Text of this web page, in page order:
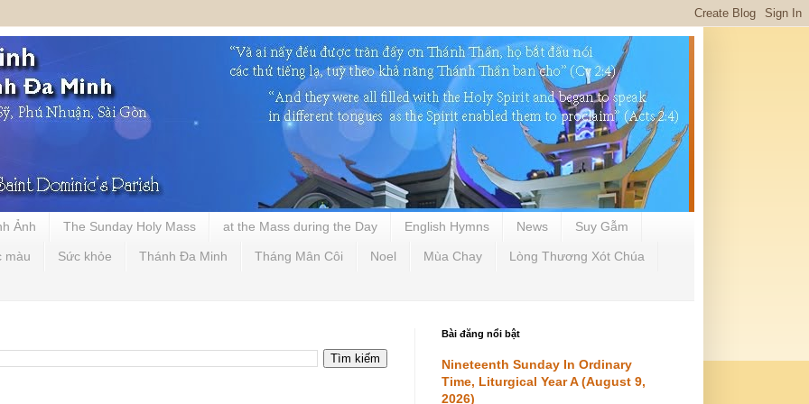
Ảnh The Sunday Holy Mass at the Mass during the Day English Hymns News Suy Gẫm
màu Sức khỏe Thánh Đa Minh Tháng Mân Côi Noel Mùa Chay Lòng Thương Xót Chúa
Bài đăng nổi bật
Nineteenth Sunday In Ordinary
Time, Liturgical Year A (August 9,
2026)